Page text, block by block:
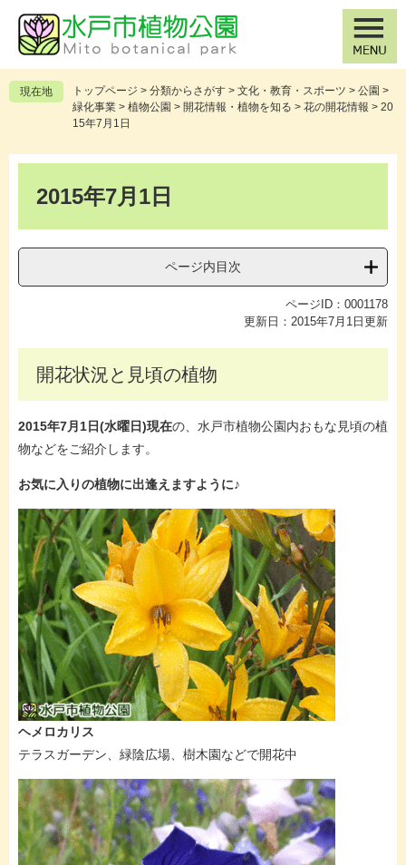
の
先
頭
ー
を
飛
現在地 トップページ > 分類からさがす > 文化・教育・スポーツ > 公園 >
緑化事業 > 植物公園 > 開花情報・植物を知る > 花の開花情報 > 20
15年7月1日
2015年7月1日
ページ内目次
ページID：0001178
更新日：2015年7月1日更新
開花状況と見頃の植物
2015年7月1日(水曜日)現在の、水戸市植物公園内おもな見頃の植
物などをご紹介します。
お気に入りの植物に出逢えますように♪
ヘメロカリス
テラスガーデン、緑陰広場、樹木園などで開花中